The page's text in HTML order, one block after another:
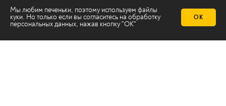
Мы любим печеньки, поэтому используем файлы
куки. Но только если вы согласитесь на обработку
персональных данных, нажав кнопку "ОК"
ОК